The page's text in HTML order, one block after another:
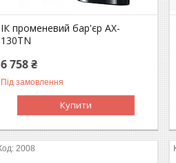
ІК променевий бар'єр AX-
130TN
6 758 ₴
Під замовлення
Купити
2008